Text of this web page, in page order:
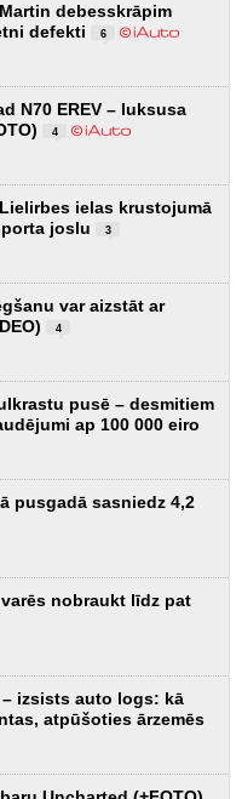
debesskrāpim
defekti
6
N70 EREV – luksusa
4
ielas krustojumā
joslu
3
var aizstāt ar
4
pusē – desmitiem
ap 100 000 eiro
pusgadā sasniedz 4,2
nobraukt līdz pat
izsists auto logs: kā
atpūšoties ārzemēs